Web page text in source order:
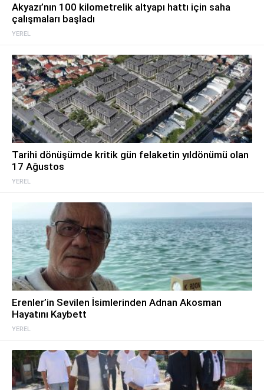
YEREL
Akyazı’nın 100 kilometrelik altyapı hattı için saha
çalışmaları başladı
YEREL
Tarihi dönüşümde kritik gün felaketin yıldönümü olan
17 Ağustos
YEREL
Erenler’in Sevilen İsimlerinden Adnan Akosman
Hayatını Kaybett